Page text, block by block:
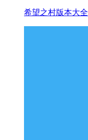
希望之村版本大全